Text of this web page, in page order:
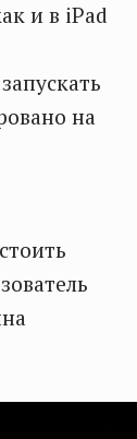
и в iPad
на